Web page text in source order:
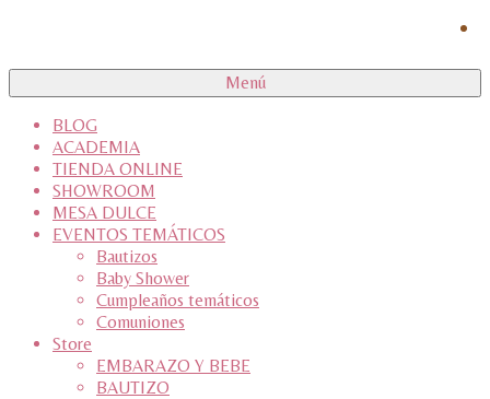
Menú
BLOG
ACADEMIA
TIENDA ONLINE
SHOWROOM
MESA DULCE
EVENTOS TEMÁTICOS
Bautizos
Baby Shower
Cumpleaños temáticos
Comuniones
Store
EMBARAZO Y BEBE
BAUTIZO